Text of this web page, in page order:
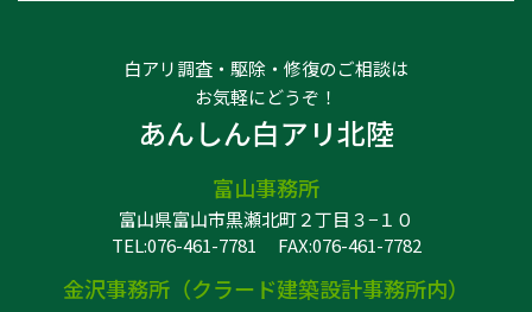
白アリ調査・駆除・修復のご相談は
お気軽にどうぞ！
あんしん白アリ北陸
富山事務所
富山県富山市黒瀬北町２丁目３−１０
TEL:076-461-7781
FAX:076-461-7782
金沢事務所（クラード建築設計事務所内）